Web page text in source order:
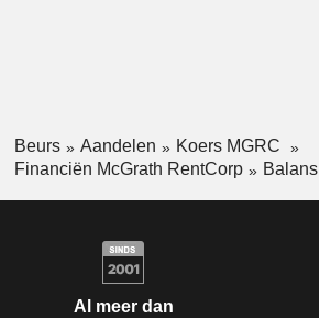
Beurs Aandelen
Koers MGRC
Financiën McGrath RentCorp
Balans
Al meer dan